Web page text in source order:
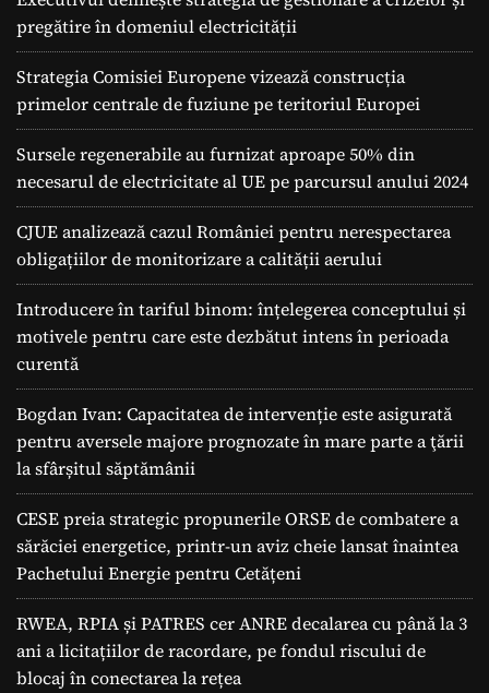
pregătire în domeniul electricității
Strategia Comisiei Europene vizează construcția
primelor centrale de fuziune pe teritoriul Europei
Sursele regenerabile au furnizat aproape 50% din
necesarul de electricitate al UE pe parcursul anului 2024
CJUE analizează cazul României pentru nerespectarea
obligațiilor de monitorizare a calității aerului
Introducere în tariful binom: înțelegerea conceptului și
motivele pentru care este dezbătut intens în perioada
curentă
Bogdan Ivan: Capacitatea de intervenție este asigurată
pentru aversele majore prognozate în mare parte a ţării
la sfârșitul săptămânii
CESE preia strategic propunerile ORSE de combatere a
sărăciei energetice, printr-un aviz cheie lansat înaintea
Pachetului Energie pentru Cetățeni
RWEA, RPIA și PATRES cer ANRE decalarea cu până la 3
ani a licitațiilor de racordare, pe fondul riscului de
blocaj în conectarea la rețea